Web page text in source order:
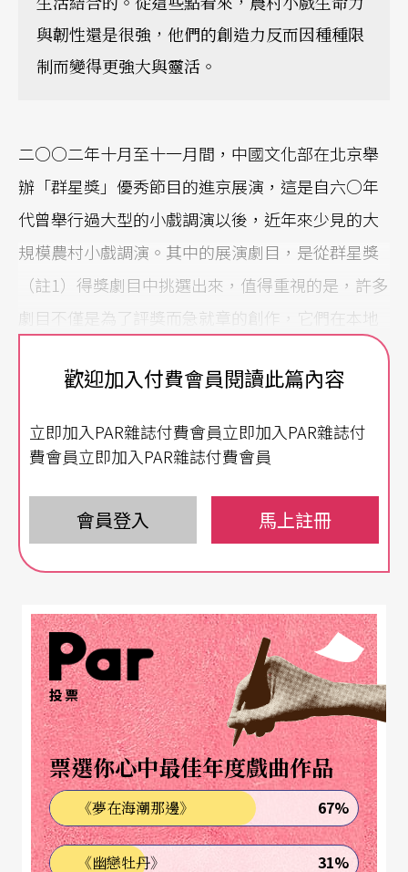
與韌性還是很強，他們的創造力反而因種種限
制而變得更強大與靈活。
二○○二年十月至十一月間，中國文化部在北京舉
辦「群星獎」優秀節目的進京展演，這是自六○年
代曾舉行過大型的小戲調演以後，近年來少見的大
規模農村小戲調演。其中的展演劇目，是從群星獎
（註1）得獎劇目中挑選出來，值得重視的是，許多
劇目不僅是為了評獎而急就章的創作，它們在本地
農村已上演過數百場，受到農村觀眾歡迎，具有代
表性。
從工農兵中提高的小劇種、新劇目
話〉之前，「五四」以來的中國已進行了二十三年
的文藝改革。但〈講話〉確立了中國的文藝政策，
為群眾的問題。文藝必須首先是為工農兵而創作、
為工農兵所利用，並從工農兵中普及與提高。中國
的戲曲改革運動也依循這個大方向「百花齊放、推
陳出新」，戲改運動最大的貢獻之一，在於扶植了
不少不成氣候甚至瀕臨滅絕的小劇種，以及大量地
開發新劇目。
在文藝服從於政治的前提下，文藝要從工農兵中普
及與提高有兩種最主要的媒材，一個是從全國最風
歡迎加入付費會員閱讀此篇內容
立即加入PAR雜誌付費會員立即加入PAR雜誌付
費會員立即加入PAR雜誌付費會員
會員登入 馬上註冊
投票
票選你心中最佳年度戲曲作品
《夢在海潮那邊》 67%
《幽戀牡丹》 31%